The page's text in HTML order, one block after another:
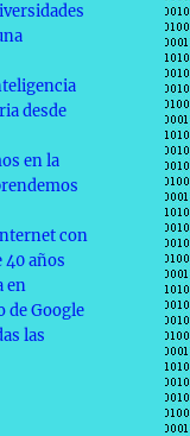
desde
en la
con
40 años
en
de Google
las